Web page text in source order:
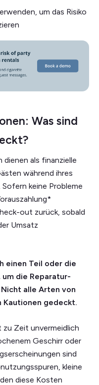
um das Risiko
Was sind
als finanzielle
während ihres
keine Probleme
out zurück, sobald
Umsatz
einen Teil oder die
die Reparatur-
alle Arten von
Kautionen gedeckt.
zu Zeit unvermeidlich
Geschirr oder
sind
kleine
diese Kosten